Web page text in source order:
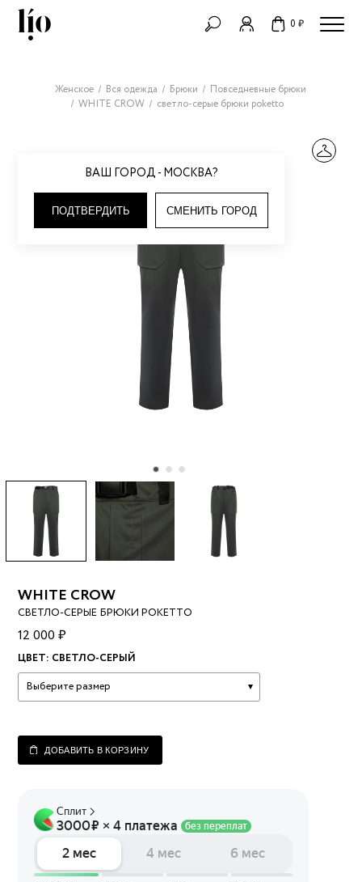
0 ₽
ВАШ ГОРОД - МОСКВА?
ПОДТВЕРДИТЬ СМЕНИТЬ ГОРОД
Женское Вся одежда Брюки
Повседневные брюки
WHITE CROW
светло-серые брюки poketto
WHITE CROW
СВЕТЛО-СЕРЫЕ БРЮКИ POKETTO
12 000 ₽
ЦВЕТ: СВЕТЛО-СЕРЫЙ
Выберите размер
ДОБАВИТЬ В КОРЗИНУ